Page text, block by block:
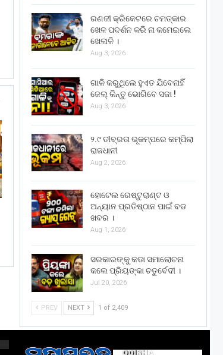
ରଣଜୀ କ୍ରିକେଟରେ ଚମତ୍କାର
ଖେଳ ପଦର୍ଶନ କରି ନା କମେଇଲେ
ଖେଳାଳି ।
Aug 3, 2026
ଗାଳି କରୁଥିଲେ ହୁଏତ ଯିବେନାହିଁ
ଜେଲ୍ କିନ୍ତୁ ଭୋଗିବେ ସଜା !
Aug 3, 2026
୨.୯ ତୀବ୍ରତା ଭୂକମ୍ପରେ କମ୍ପିଲା
ରାଜଧାନୀ
Aug 2, 2026
ହୋଟେଲ ରେଷ୍ଟୁରାଣ୍ଟ ଓ
ଅନ୍ୟାନ ପ୍ରତିଷ୍ଠାନ ପାଇଁ ବଡ
ଖବର ।
Aug 1, 2026
ସରକାରଙ୍କୁ କଡା ସମାଲୋଚନା
କଲେ ପ୍ରିୟଙ୍କା ଚତୁର୍ବେଦୀ ।
Jul 20, 2026
PREV NEXT 1 of 2,409